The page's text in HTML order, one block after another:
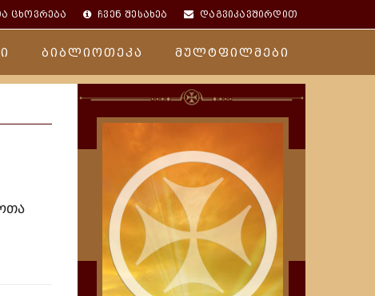
ცხოვრება ჩვენ შესახებ დაგვიკავშირდით
ბიბლიოთეკა მულტფილმები